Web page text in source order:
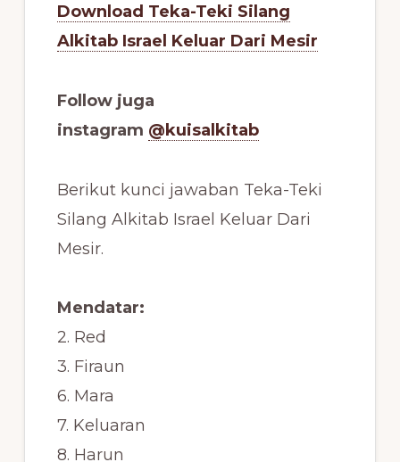
Download Teka-Teki Silang
Alkitab Israel Keluar Dari Mesir
Follow juga
instagram @kuisalkitab
Berikut kunci jawaban Teka-Teki
Silang Alkitab Israel Keluar Dari
Mesir.
Mendatar:
2. Red
3. Firaun
6. Mara
7. Keluaran
8. Harun